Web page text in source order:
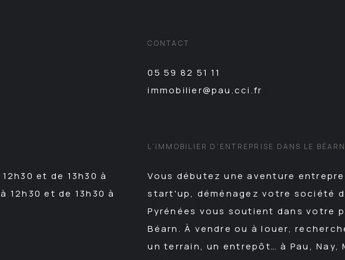
CONTACT
05 59 82 51 11
immobilier@pau.cci.fr
et de 13h30 à
12h30 et de 13h30 à
L'IMMOBILIER D'ENTREPRISE DANS LE BÉARN
Vous débutez une aventure
start'up, déménagez votre société
Pyrénées vous soutient dans votre
Béarn. À vendre ou à louer,
un terrain, un entrepôt… à Pau,